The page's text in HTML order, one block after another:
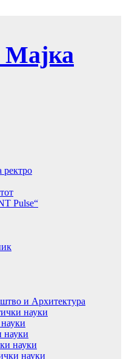
Мајка
ректро
Pulse“
и Архитектура
науки
науки
науки
науки